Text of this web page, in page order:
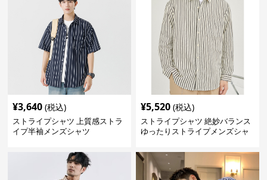
¥3,640 (税込)
ストライプシャツ 上質感ストラ
イプ半袖メンズシャツ
¥5,520 (税込)
ストライプシャツ 絶妙バランス
ゆったりストライプメンズシャ